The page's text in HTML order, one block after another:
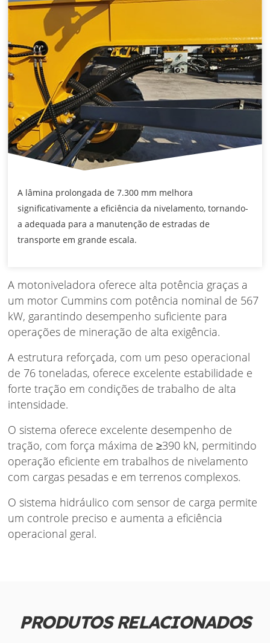
A lâmina prolongada de 7.300 mm melhora
significativamente a eficiência da nivelamento, tornando-
a adequada para a manutenção de estradas de
transporte em grande escala.
A motoniveladora oferece alta potência graças a
um motor Cummins com potência nominal de 567
kW, garantindo desempenho suficiente para
operações de mineração de alta exigência.
A estrutura reforçada, com um peso operacional
de 76 toneladas, oferece excelente estabilidade e
forte tração em condições de trabalho de alta
intensidade.
O sistema oferece excelente desempenho de
tração, com força máxima de ≥390 kN, permitindo
operação eficiente em trabalhos de nivelamento
com cargas pesadas e em terrenos complexos.
O sistema hidráulico com sensor de carga permite
um controle preciso e aumenta a eficiência
operacional geral.
PRODUTOS RELACIONADOS